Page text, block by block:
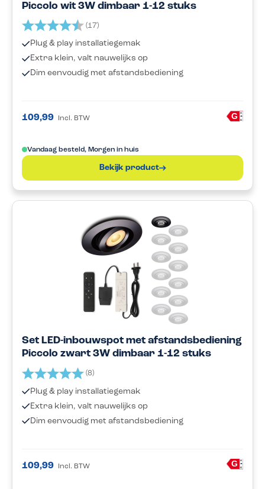
Piccolo wit 3W dimbaar 1-12 stuks
Beoordeling: (17)
Plug & play installatiegemak
Extra klein, valt nauwelijks op
Dim eenvoudig met afstandsbediening
109,99 Incl. BTW G A
G
Vandaag besteld, Morgen in huis
Bekijk product
Set LED-inbouwspot met afstandsbediening
Piccolo zwart 3W dimbaar 1-12 stuks
Beoordeling: (8)
Plug & play installatiegemak
Extra klein, valt nauwelijks op
Dim eenvoudig met afstandsbediening
109,99 Incl. BTW G A
G